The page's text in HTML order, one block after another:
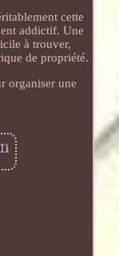
cette
addictif. Une
à trouver,
de propriété.
organiser une